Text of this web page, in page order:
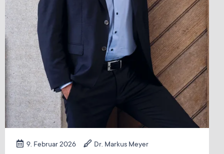
9. Februar 2026
Dr. Markus Meyer